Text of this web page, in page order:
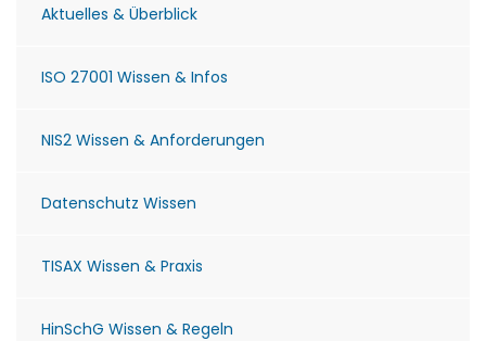
Aktuelles & Überblick
ISO 27001 Wissen & Infos
NIS2 Wissen & Anforderungen
Datenschutz Wissen
TISAX Wissen & Praxis
HinSchG Wissen & Regeln